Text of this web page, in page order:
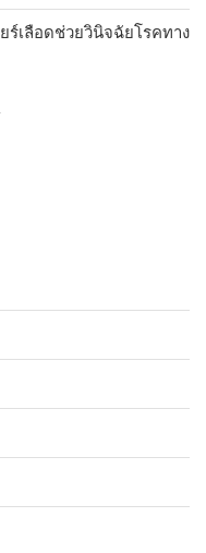
ร์เลือดช่วยวินิจฉัยโรคทาง